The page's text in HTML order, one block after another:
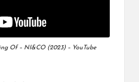
Of – NI&CO (2023) – YouTube